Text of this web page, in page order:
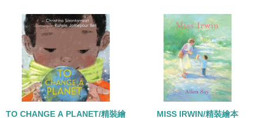
TO CHANGE A PLANET/精裝繪本 MISS IRWIN/精裝繪本